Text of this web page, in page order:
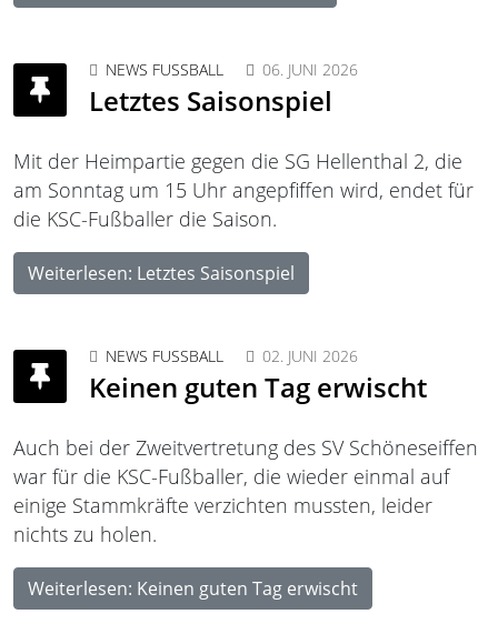
NEWS FUSSBALL 06. JUNI 2026
Letztes Saisonspiel
Mit der Heimpartie gegen die SG Hellenthal 2, die
am Sonntag um 15 Uhr angepfiffen wird, endet für
die KSC-Fußballer die Saison.
Weiterlesen: Letztes Saisonspiel
NEWS FUSSBALL 02. JUNI 2026
Keinen guten Tag erwischt
Auch bei der Zweitvertretung des SV Schöneseiffen
war für die KSC-Fußballer, die wieder einmal auf
einige Stammkräfte verzichten mussten, leider
nichts zu holen.
Weiterlesen: Keinen guten Tag erwischt